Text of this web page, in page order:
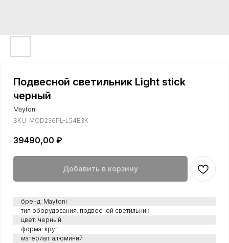
Подвесной светильник Light stick
черный
Maytoni
SKU: MOD236PL-L54B3K
39490,00 ₽
Добавить в корзину
бренд: Maytoni
тип оборудования: подвесной светильник
цвет: черный
форма: круг
материал: алюминий